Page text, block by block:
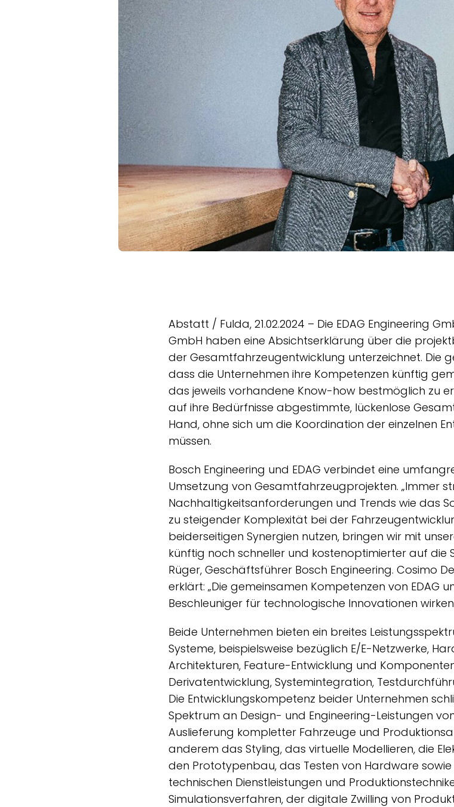
Abstatt / Fulda, 21.02.2024 – Die EDAG Engineering
GmbH haben eine Absichtserklärung über die
der Gesamtfahrzeugentwicklung unterzeichnet. Die
dass die Unternehmen ihre Kompetenzen künftig
das jeweils vorhandene Know-how bestmöglich zu
auf ihre Bedürfnisse abgestimmte, lückenlose
Hand, ohne sich um die Koordination der einzelnen
müssen.
Bosch Engineering und EDAG verbindet eine
Umsetzung von Gesamtfahrzeugprojekten. „Immer
Nachhaltigkeitsanforderungen und Trends wie das
zu steigender Komplexität bei der
beiderseitigen Synergien nutzen, bringen wir mit
künftig noch schneller und kostenoptimierter auf die
Rüger, Geschäftsführer Bosch Engineering. Cosimo
erklärt: „Die gemeinsamen Kompetenzen von EDAG
Beschleuniger für technologische Innovationen
Beide Unternehmen bieten ein breites
Systeme, beispielsweise bezüglich E/E-Netzwerke,
Architekturen, Feature-Entwicklung und
Derivatentwicklung, Systemintegration,
Die Entwicklungskompetenz beider Unternehmen
Spektrum an Design- und Engineering-Leistungen
Auslieferung kompletter Fahrzeuge und
anderem das Styling, das virtuelle Modellieren, die
den Prototypenbau, das Testen von Hardware
technischen Dienstleistungen und
Simulationsverfahren, der digitale Zwilling von